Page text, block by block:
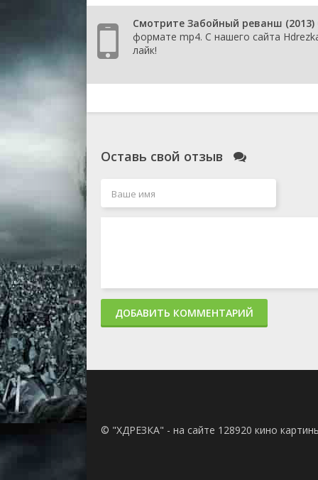
Смотрите Забойный реванш (2013)
формате mp4. С нашего сайта
лайк!
Оставь свой отзыв
ДОБАВИТЬ КОММЕНТАРИЙ
© "ХДРЕЗКА" - на сайте 128920 кино